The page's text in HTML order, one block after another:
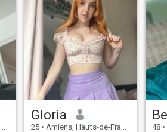
Gloria
25 • Amiens, Hauts-de-France, Frankrike
48 •